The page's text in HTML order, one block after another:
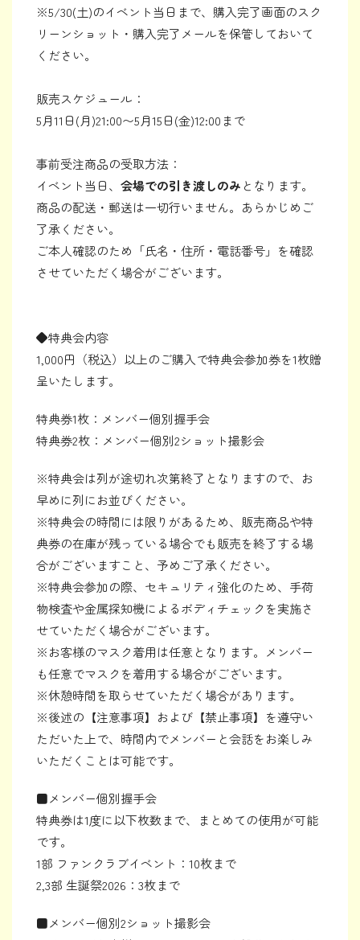
※5/30(土)のイベント当日まで、購入完了画面のスク
リーンショット・購入完了メールを保管しておいて
ください。
販売スケジュール：
5月11日(月)21:00〜5月15日(金)12:00まで
事前受注商品の受取方法：
イベント当日、 会場での引き渡しのみ となります。
商品の配送・郵送は一切行いません。あらかじめご
了承ください。
ご本人確認のため「氏名・住所・電話番号」を確認
させていただく場合がございます。
◆特典会内容
1,000円（税込）以上のご購入で特典会参加券を1枚贈
呈いたします。
特典券1枚：メンバー個別握手会
特典券2枚：メンバー個別2ショット撮影会
※特典会は列が途切れ次第終了となりますので、お
早めに列にお並びください。
※特典会の時間には限りがあるため、販売商品や特
典券の在庫が残っている場合でも販売を終了する場
合がございますこと、予めご了承ください。
※特典会参加の際、セキュリティ強化のため、手荷
物検査や金属探知機によるボディチェックを実施さ
せていただく場合がございます。
※お客様のマスク着用は任意となります。メンバー
も任意でマスクを着用する場合がございます。
※休憩時間を取らせていただく場合があります。
※後述の【注意事項】および【禁止事項】を遵守い
ただいた上で、時間内でメンバーと会話をお楽しみ
いただくことは可能です。
■メンバー個別握手会
特典券は1度に以下枚数まで、まとめての使用が可能
です。
1部 ファンクラブイベント：10枚まで
2,3部 生誕祭2026：3枚まで
■メンバー個別2ショット撮影会